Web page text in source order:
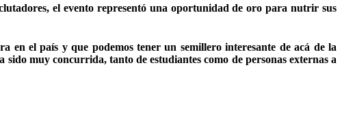
el evento representó una oportunidad de oro para nutrir sus
el país y que podemos tener un semillero interesante de acá de la
muy concurrida, tanto de estudiantes como de personas externas a